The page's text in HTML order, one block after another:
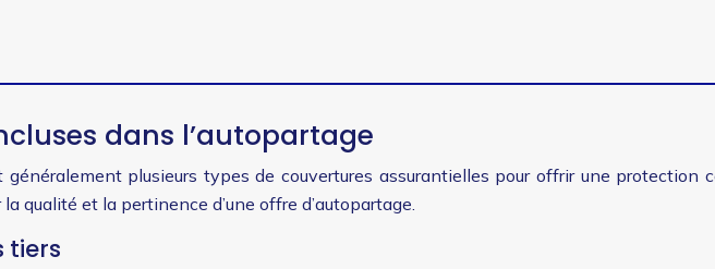
dans l’autopartage
généralement plusieurs types de couvertures assurantielles pour offrir une protection
qualité et la pertinence d’une offre d’autopartage.
tiers